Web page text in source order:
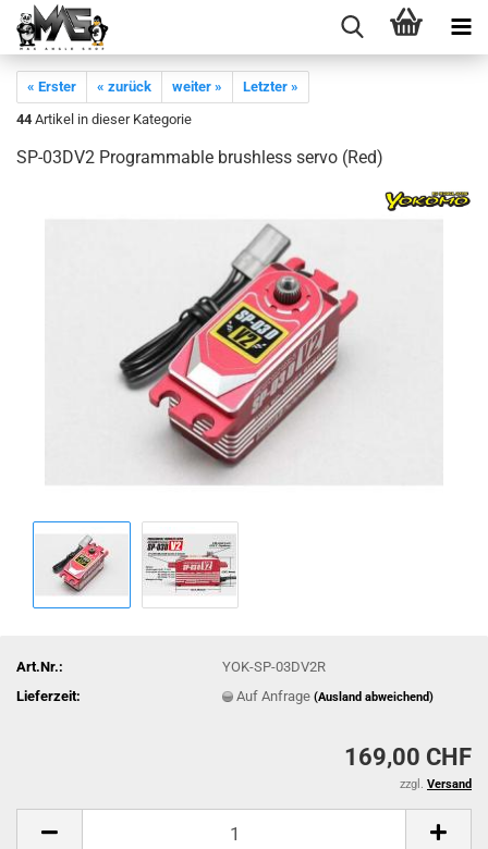
« Erster « zurück weiter »
Letzter »
44 Artikel in dieser Kategorie
SP-03DV2 Programmable brushless servo (Red)
Art.Nr.:
YOK-SP-03DV2R
Lieferzeit:
Auf Anfrage(Ausland abweichend)
169,00 CHF
zzgl. Versand